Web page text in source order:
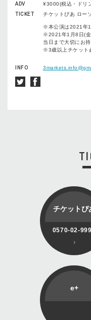
ADV
¥3000(税込・ドリ
TICKET
チケットぴあ ロ
※本公演は2021年1
※2021年1月8日(金)
当日まで大切にお持
※3歳以上チケット
INFO
チケットぴ
0570-02-
e+